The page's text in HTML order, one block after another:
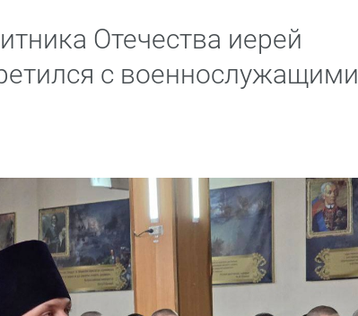
Отечества иерей
с военнослужащими